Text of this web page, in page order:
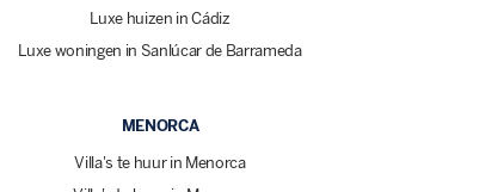
Luxe huizen in Cádiz
Luxe woningen in Sanlúcar de Barrameda
MENORCA
Villa's te huur in Menorca